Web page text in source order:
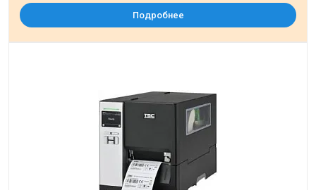
Подробнее